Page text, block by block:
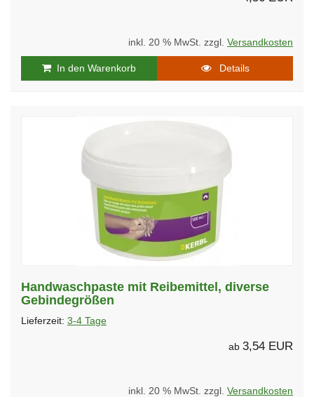
inkl. 20 % MwSt. zzgl. Versandkosten
In den Warenkorb Details
Handwaschpaste mit Reibemittel, diverse
Gebindegrößen
Lieferzeit: 3-4 Tage
ab 3,54 EUR
inkl. 20 % MwSt. zzgl. Versandkosten